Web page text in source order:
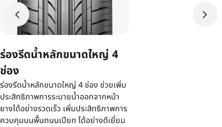
ร่องรีดน้ำหลักขนาดใหญ่ 4
ช่อง
ร่องรีดน้ำหลักขนาดใหญ่ 4 ช่อง ช่วยเพิ่ม
ประสิทธิภาพการระบายน้ำออกจากหน้า
ยางได้อย่างรวดเร็ว เพิ่มประสิทธิภาพการ
ควบคุมบนพื้นถนนเปียก ได้อย่างดีเยี่ยม